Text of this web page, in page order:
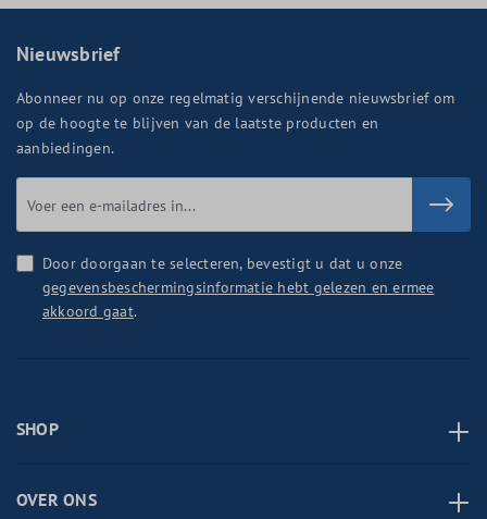
Nieuwsbrief
Abonneer nu op onze regelmatig verschijnende nieuwsbrief om
op de hoogte te blijven van de laatste producten en
aanbiedingen.
Door doorgaan te selecteren, bevestigt u dat u onze
gegevensbeschermingsinformatie hebt gelezen en ermee
akkoord gaat.
SHOP
OVER ONS